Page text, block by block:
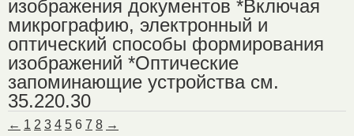
изображения документов *Включая
микрографию, электронный и
оптический способы формирования
изображений *Оптические
запоминающие устройства см.
35.220.30
← 1 2 3 4 5 6 7 8 →